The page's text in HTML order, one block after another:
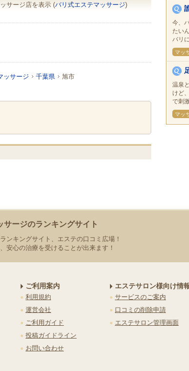
サージ店を表示 (バリ式エステマッサージ)
ッサージ 千葉県 旭市
今、
たい
バリ
マッ
温泉
けど
で刺
マッ
ージのランキングサイト
ンキングサイト、エステの口コミ広場！
安心の治療を受けることが出来ます！
ご利用案内
利用規約
運営会社
ご利用ガイド
投稿ガイドライン
お問い合わせ
エステサロン様向け情
サービスのご案内
口コミの削除申請
エステサロン管理画面